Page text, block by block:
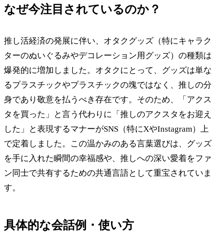
なぜ今注目されているのか？
推し活経済の発展に伴い、オタクグッズ（特にキャラク
ターのぬいぐるみやデコレーション用グッズ）の種類は
爆発的に増加しました。オタクにとって、グッズは単な
るプラスチックやプラスチックの塊ではなく、推しの分
身であり敬意を払うべき存在です。そのため、「アクス
タを買った」と言う代わりに「推しのアクスタをお迎え
した」と表現するマナーがSNS（特にXやInstagram）上
で定着しました。この温かみのある言葉選びは、グッズ
を手に入れた瞬間の幸福感や、推しへの深い愛着をファ
ン同士で共有するための共通言語として重宝されていま
す。
具体的な会話例・使い方